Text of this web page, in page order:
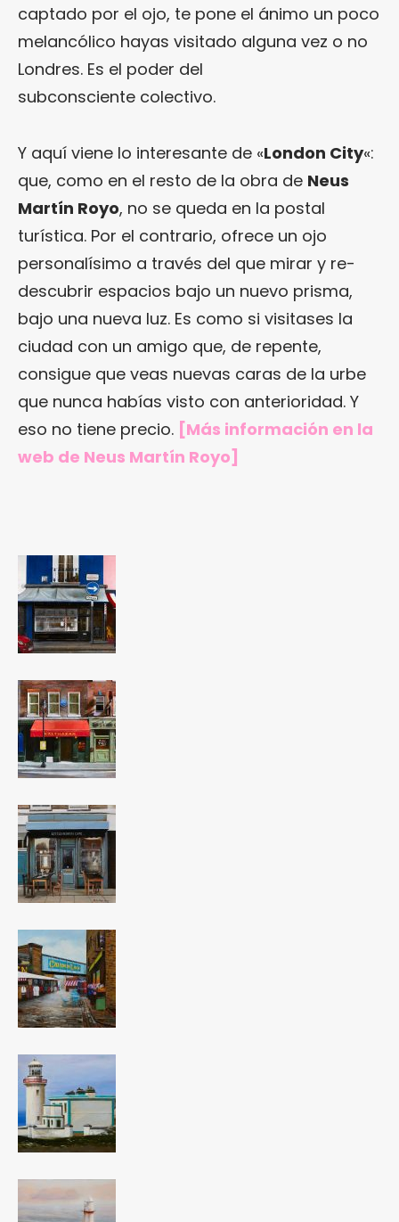
captado por el ojo, te pone el ánimo un poco
melancólico hayas visitado alguna vez o no
Londres. Es el poder del
subconsciente colectivo.
Y aquí viene lo interesante de «London City«:
que, como en el resto de la obra de Neus
Martín Royo, no se queda en la postal
turística. Por el contrario, ofrece un ojo
personalísimo a través del que mirar y re-
descubrir espacios bajo un nuevo prisma,
bajo una nueva luz. Es como si visitases la
ciudad con un amigo que, de repente,
consigue que veas nuevas caras de la urbe
que nunca habías visto con anterioridad. Y
eso no tiene precio. [Más información en la
web de Neus Martín Royo]